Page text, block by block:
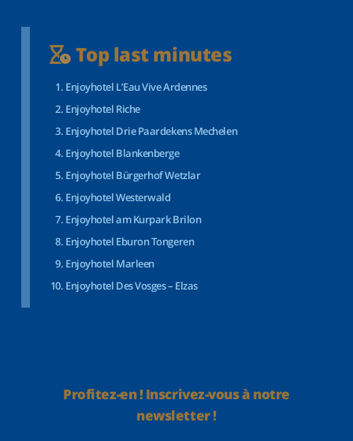
Top last minutes
Enjoyhotel L’Eau Vive Ardennes
Enjoyhotel Riche
Enjoyhotel Drie Paardekens Mechelen
Enjoyhotel Blankenberge
Enjoyhotel Bürgerhof Wetzlar
Enjoyhotel Westerwald
Enjoyhotel am Kurpark Brilon
Enjoyhotel Eburon Tongeren
Enjoyhotel Marleen
Enjoyhotel Des Vosges – Elzas
Profitez-en ! Inscrivez-vous à notre
newsletter !